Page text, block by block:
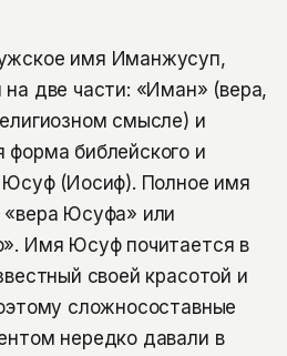
имя Иманжусуп,
две части: «Иман» (вера,
смысле) и
библейского и
Юсуф (Иосиф). Полное имя
Юсуфа» или
Имя Юсуф почитается в
своей красотой и
сложносоставные
нередко давали в